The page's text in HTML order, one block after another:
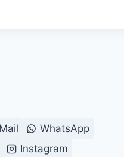
WhatsApp
Instagram